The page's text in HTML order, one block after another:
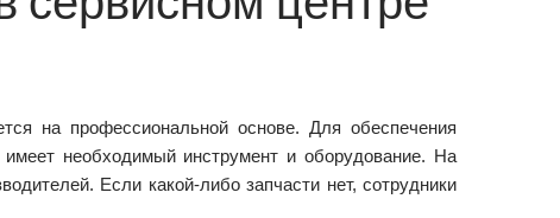
на профессиональной основе. Для обеспечения
необходимый инструмент и оборудование. На
Если какой-либо запчасти нет, сотрудники